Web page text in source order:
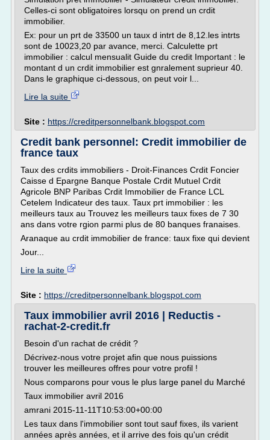
Celles-ci sont obligatoires lorsqu on prend un crdit
immobilier.
Ex: pour un prt de 33500 un taux d intrt de 8,12.les intrts
sont de 10023,20 par avance, merci. Calculette prt
immobilier : calcul mensualit Guide du credit Important : le
montant d un crdit immobilier est gnralement suprieur 40.
Dans le graphique ci-dessous, on peut voir l...
Lire la suite
Site : https://creditpersonnelbank.blogspot.com
Credit bank personnel: Credit immobilier de
france taux
Taux des crdits immobiliers - Droit-Finances Crdit Foncier
Caisse d Epargne Banque Postale Crdit Mutuel Crdit
Agricole BNP Paribas Crdit Immobilier de France LCL
Cetelem Indicateur des taux. Taux prt immobilier : les
meilleurs taux au Trouvez les meilleurs taux fixes de 7 30
ans dans votre rgion parmi plus de 80 banques franaises.
Aranaque au crdit immobilier de france: taux fixe qui devient
Jour...
Lire la suite
Site : https://creditpersonnelbank.blogspot.com
Taux immobilier avril 2016 | Reductis -
rachat-2-credit.fr
Besoin d'un rachat de crédit ?
Décrivez-nous votre projet afin que nous puissions
trouver les meilleures offres pour votre profil !
Nous comparons pour vous le plus large panel du Marché
Taux immobilier avril 2016
amrani 2015-11-11T10:53:00+00:00
Les taux dans l'immobilier sont tout sauf fixes, ils varient
années après années, et il arrive des fois qu'un crédit